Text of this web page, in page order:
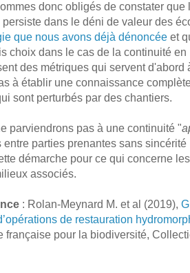
donc obligés de constater
persiste dans le déni de valeur des
que nous avons déjà dénoncée et
choix dans le cas de la continuité
des métriques qui servent
à établir une connaissance
sont perturbés par des chantiers.
parviendrons pas à une continuité "
entre parties prenantes sans
démarche pour ce qui concerne
associés.
: Rolan-Meynard M. et al (2019),
de restauration
française pour la biodiversité,